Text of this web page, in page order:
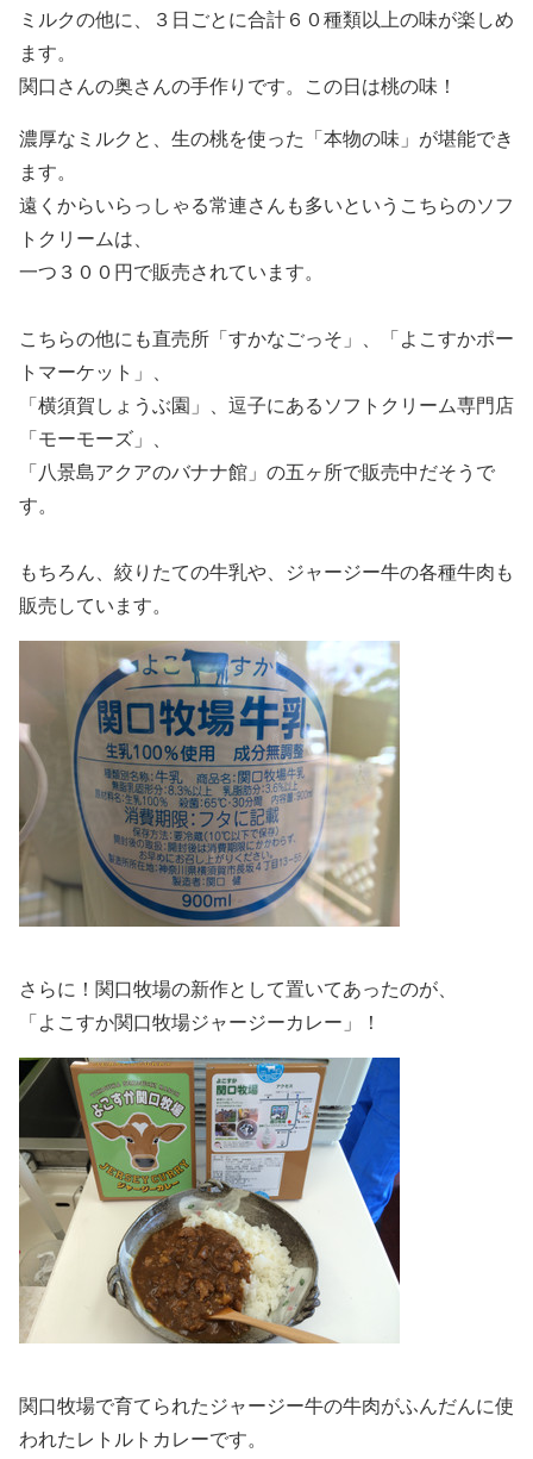
ミルクの他に、３日ごとに合計６０種類以上の味が楽しめ
ます。
関口さんの奥さんの手作りです。この日は桃の味！
濃厚なミルクと、生の桃を使った「本物の味」が堪能でき
ます。
遠くからいらっしゃる常連さんも多いというこちらのソフ
トクリームは、
一つ３００円で販売されています。
こちらの他にも直売所「すかなごっそ」、「よこすかポー
トマーケット」、
「横須賀しょうぶ園」、逗子にあるソフトクリーム専門店
「モーモーズ」、
「八景島アクアのバナナ館」の五ヶ所で販売中だそうで
す。
もちろん、絞りたての牛乳や、ジャージー牛の各種牛肉も
販売しています。
さらに！関口牧場の新作として置いてあったのが、
「よこすか関口牧場ジャージーカレー」！
関口牧場で育てられたジャージー牛の牛肉がふんだんに使
われたレトルトカレーです。